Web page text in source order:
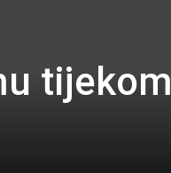
tijekom